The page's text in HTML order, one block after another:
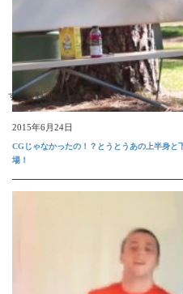
すごい動画
2015年6月24日
CGじゃなかったの！？とうとうあの上半身
場！